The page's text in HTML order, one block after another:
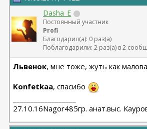
Dasha_E
Постоянный участник
Profi
Благодарил(а): 0 раз(а)
Поблагодарили: 2 раз(а) в 2
Львенок, мне тоже, жуть как
Konfetkaa, спасибо
27.10.16Nagor485гр. анат.выс.